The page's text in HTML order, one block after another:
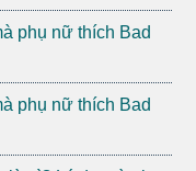
phụ nữ thích Bad
phụ nữ thích Bad